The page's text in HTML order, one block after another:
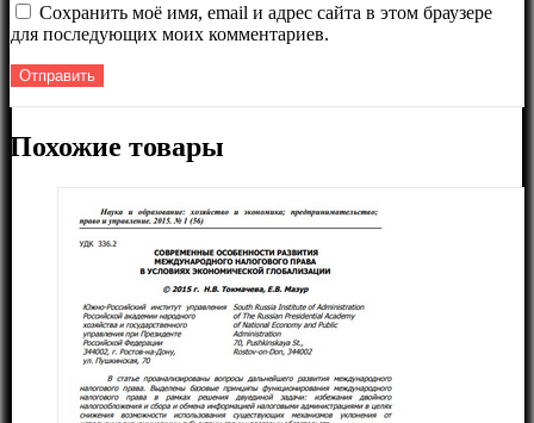
Сохранить моё имя, email и адрес сайта в этом браузере
для последующих моих комментариев.
Похожие товары